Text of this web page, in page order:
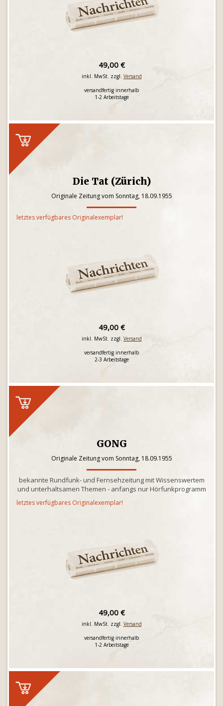
49,00 €
inkl. MwSt. zzgl. Versand
versandfertig innerhalb
1-2 Arbeitstage
Die Tat (Zürich)
Originale Zeitung vom Sonntag, 18.09.1955
letztes verfügbares Originalexemplar!
49,00 €
inkl. MwSt. zzgl. Versand
versandfertig innerhalb
2-3 Arbeitstage
GONG
Originale Zeitung vom Sonntag, 18.09.1955
bekannte Rundfunk- und Fernsehzeitung mit Wissenswertem
und unterhaltsamen Themen - anfangs nur Hörfunkprogramm
letztes verfügbares Originalexemplar!
49,00 €
inkl. MwSt. zzgl. Versand
versandfertig innerhalb
1-2 Arbeitstage